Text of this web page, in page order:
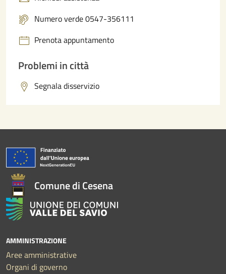
Numero verde 0547-356111
Prenota appuntamento
Problemi in città
Segnala disservizio
Comune di Cesena
AMMINISTRAZIONE
Aree amministrative
Organi di governo